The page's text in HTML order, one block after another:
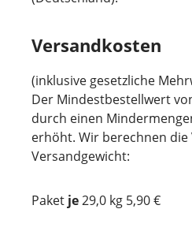
Versandkosten
(inklusive gesetzliche
Der Mindestbestellwert
durch einen
erhöht. Wir berechnen
Versandgewicht:
Paket je29,0 kg 5,90 €